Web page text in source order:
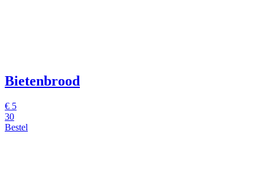
Bietenbrood
€ 5
30
Bestel